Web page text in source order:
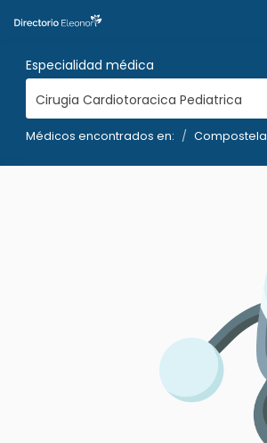
Especialidad médica
Cirugia Cardiotoracica Pediatrica
Médicos encontrados en: Compostela